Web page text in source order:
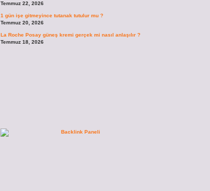
Temmuz 22, 2026
1 gün işe gitmeyince tutanak tutulur mu ?
Temmuz 20, 2026
La Roche Posay güneş kremi gerçek mi nasıl anlaşılır ?
Temmuz 18, 2026